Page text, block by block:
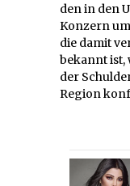
den in den
Konzern
die damit
bekannt ist,
der
Region